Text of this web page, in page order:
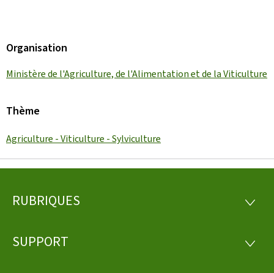
Organisation
Ministère de l'Agriculture, de l'Alimentation et de la Viticulture
Thème
Agriculture - Viticulture - Sylviculture
Pied
page
RUBRIQUES
SUPPORT